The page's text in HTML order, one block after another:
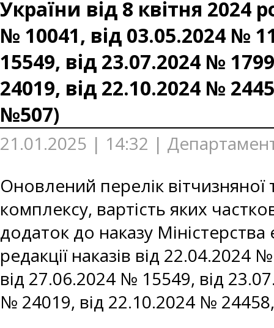
України від 8 квітня 2024
№ 10041, від 03.05.2024 №
15549, від 23.07.2024 №
24019, від 22.10.2024 №
№507)
21.01.2025 | 14:32 |
Оновлений перелік
комплексу, вартість яких
додаток до наказу
редакції наказів від
від 27.06.2024 № 15549, від
№ 24019, від 22.10.2024 №